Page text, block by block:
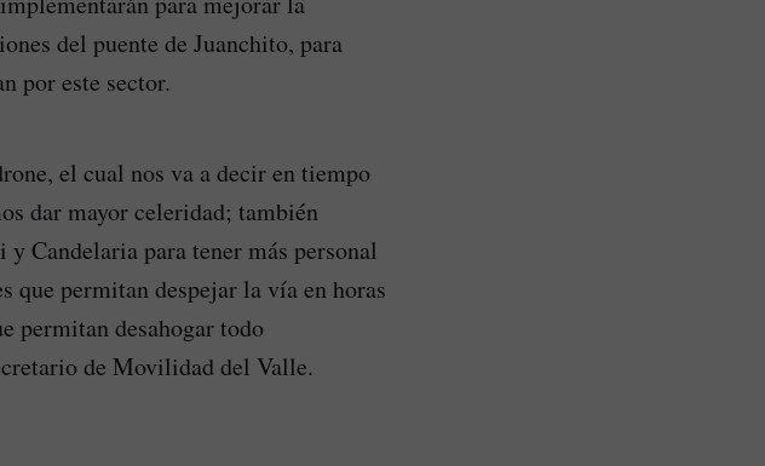
del puente de Juanchito, para
por este sector.
el cual nos va a decir en tiempo
dar mayor celeridad; también
Candelaria para tener más personal
permitan despejar la vía en horas
permitan desahogar todo
de Movilidad del Valle.